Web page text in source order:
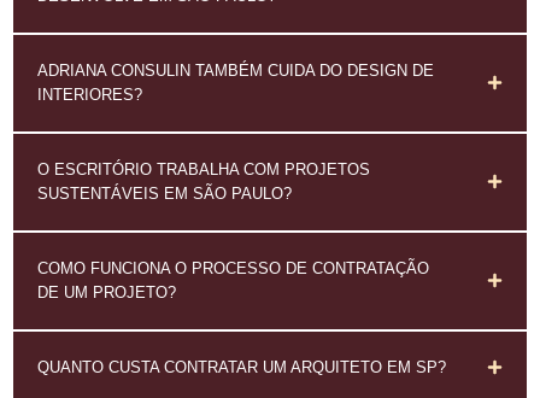
ADRIANA CONSULIN TAMBÉM CUIDA DO DESIGN DE
INTERIORES?
O ESCRITÓRIO TRABALHA COM PROJETOS
SUSTENTÁVEIS EM SÃO PAULO?
COMO FUNCIONA O PROCESSO DE CONTRATAÇÃO
DE UM PROJETO?
QUANTO CUSTA CONTRATAR UM ARQUITETO EM SP?